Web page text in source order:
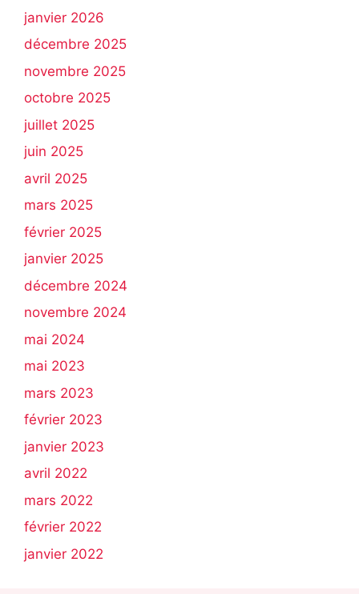
janvier 2026
décembre 2025
novembre 2025
octobre 2025
juillet 2025
juin 2025
avril 2025
mars 2025
février 2025
janvier 2025
décembre 2024
novembre 2024
mai 2024
mai 2023
mars 2023
février 2023
janvier 2023
avril 2022
mars 2022
février 2022
janvier 2022